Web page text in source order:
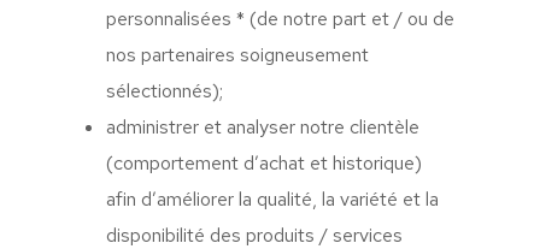
personnalisées * (de notre part et / ou de
nos partenaires soigneusement
sélectionnés);
administrer et analyser notre clientèle
(comportement d’achat et historique)
afin d’améliorer la qualité, la variété et la
disponibilité des produits / services